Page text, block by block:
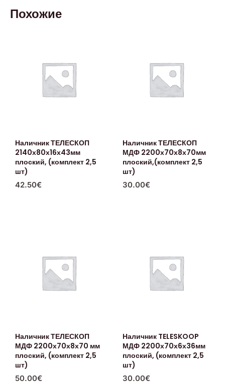
Похожие
Наличник ТЕЛЕСКОП
2140х80х16х43мм
плоский, (комплект 2,5
шт)
42.50€
Наличник ТЕЛЕСКОП
МДФ 2200х70х8х70мм
плоский,(комплект 2,5
шт)
30.00€
Наличник ТЕЛЕСКОП
МДФ 2200х70х8х70 мм
плоский, (комплект 2,5
шт)
50.00€
Наличник TELESKOOP
МДФ 2200х70х6х36мм
плоский, (комплект 2,5
шт)
30.00€